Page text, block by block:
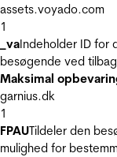
assets.voyado.com
1
_vaIndeholder ID for
besøgende ved
Maksimal
garnius.dk
1
FPAUTildeler den
mulighed for